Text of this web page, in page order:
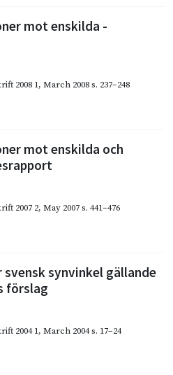
mot enskilda -
2008 1, March 2008s. 237–248
mot enskilda och
2007 2, May 2007s. 441–476
synvinkel gällande
förslag
2004 1, March 2004s. 17–24